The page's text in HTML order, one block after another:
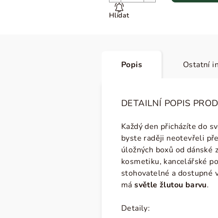
Hlídat
Popis Ostatní
DETAILNÍ POPIS
Každý den přicházíte do
byste raději neotevřeli
úložných boxů od dánské
kosmetiku, kancelářské
stohovatelné a dostupné
má světle žlutou barvu.
Detaily: